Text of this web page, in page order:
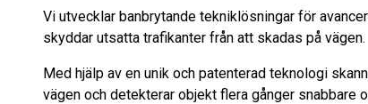
Vi utvecklar banbrytande tekniklösningar för
skyddar utsatta trafikanter från att skadas på vägen.
Med hjälp av en unik och patenterad teknologi
vägen och detekterar objekt flera gånger snabbare